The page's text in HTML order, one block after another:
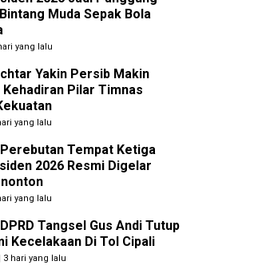
Muda Sepak Bola
yang lalu
Yakin Persib Makin
Kehadiran Pilar Timnas
yang lalu
Perebutan Tempat Ketiga
2026 Resmi Digelar
yang lalu
Tangsel Gus Andi Tutup
Kecelakaan Di Tol Cipali
hari yang lalu